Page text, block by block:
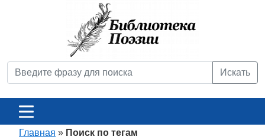
Искать
Главная » Поиск по тегам